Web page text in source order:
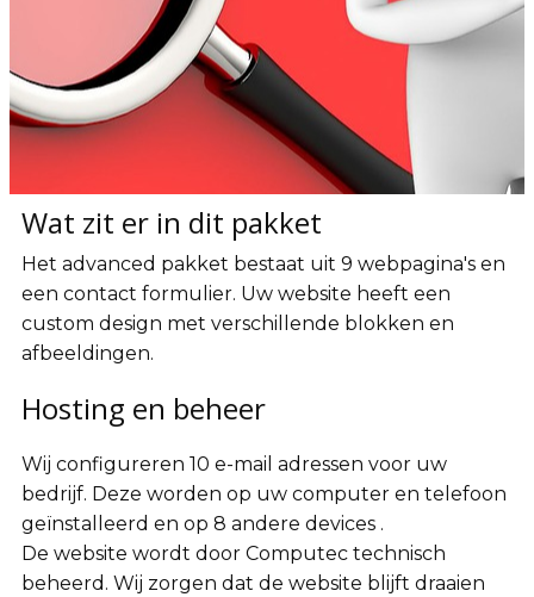
Wat zit er in dit pakket
Het advanced pakket bestaat uit 9 webpagina's en
een contact formulier. Uw website heeft een
custom design met verschillende blokken en
afbeeldingen.
Hosting en beheer
Wij configureren 10 e-mail adressen voor uw
bedrijf. Deze worden op uw computer en telefoon
geïnstalleerd en op 8 andere devices .
De website wordt door Computec technisch
beheerd. Wij zorgen dat de website blijft draaien